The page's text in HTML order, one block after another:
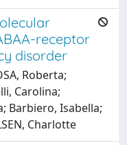
receptor
disorder
Roberta;
Carolina;
Barbiero, Isabella;
Charlotte